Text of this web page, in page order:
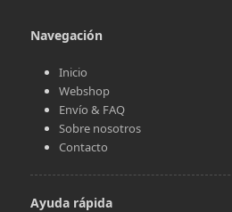
Navegación
Inicio
Webshop
Envío & FAQ
Sobre nosotros
Contacto
Ayuda rápida